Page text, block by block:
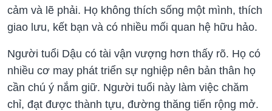
cảm và lẽ phải. Họ không thích sống một mình, thích
giao lưu, kết bạn và có nhiều mối quan hệ hữu hảo.
Người tuổi Dậu có tài vận vượng hơn thấy rõ. Họ có
nhiều cơ may phát triển sự nghiệp nên bản thân họ
cần chú ý nắm giữ. Người tuổi này làm việc chăm
chỉ, đạt được thành tựu, đường thăng tiến rộng mở.